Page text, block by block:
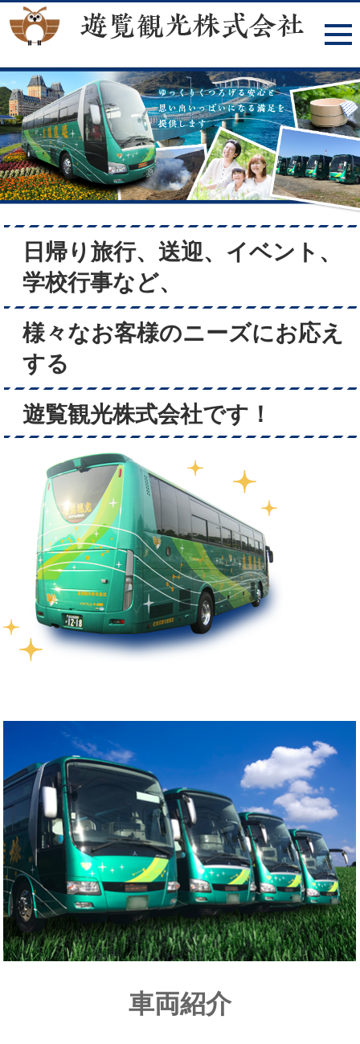
日帰り旅行、送迎、イベント、
学校行事など、
様々なお客様のニーズにお応え
する
遊覧観光株式会社です！
車両紹介